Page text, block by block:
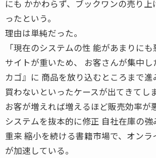
にも かかわらず、ブックワンの売り上
ったという。
理由は単純だった。
「現在のシステムの性 能があまりにも
サイトが重いため、 お客さんが集中
カゴ』に 商品を放り込むところまで
買わないといったケースが出てきてし
お客が増えれば増えるほど販売効率が
システムを抜本的に修正 自社在庫の
重来 縮小を続ける書籍市場で、オンラ
が加速している。